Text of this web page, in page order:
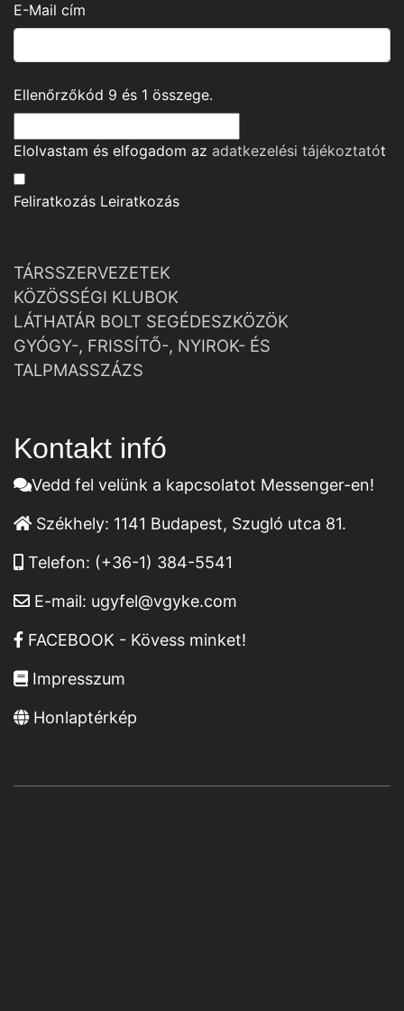
E-Mail cím
Ellenőrzőkód 9 és 1 összege.
Elolvastam és elfogadom az adatkezelési tájékoztatót
Feliratkozás Leiratkozás
TÁRSSZERVEZETEK
KÖZÖSSÉGI KLUBOK
LÁTHATÁR BOLT SEGÉDESZKÖZÖK
GYÓGY-, FRISSÍTŐ-, NYIROK- ÉS
TALPMASSZÁZS
Kontakt infó
Vedd fel velünk a kapcsolatot Messenger-en!
Székhely: 1141 Budapest, Szugló utca 81.
Telefon: (+36-1) 384-5541
E-mail: ugyfel@vgyke.com
FACEBOOK - Kövess minket!
Impresszum
Honlaptérkép